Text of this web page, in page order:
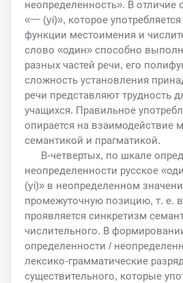
неопределенность». В отличие
«一 (yi)», которое
функции местоимения и
слово «один» способно
разных частей речи, его
сложность установления
речи представляют трудность
учащихся. Правильное
опирается на взаимодействие
семантикой и прагматикой.
В-четвертых, по шкале
неопределенности русское
(yi)» в неопределенном
промежуточную позицию, т. е. в
проявляется синкретизм
числительного. В
определенности /
лексико-грамматические
существительного, которые